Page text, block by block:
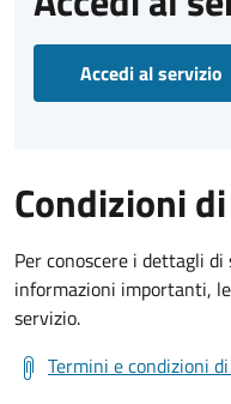
Accedi al servizio
Condizioni
Per conoscere i dettagli
informazioni importanti,
servizio.
Termini e condizioni